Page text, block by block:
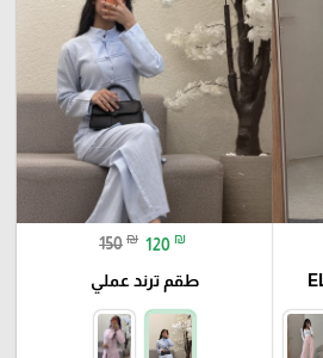
150 ₪ 120 ₪
طقم ترند عملي